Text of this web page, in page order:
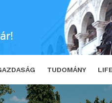
TUDOMÁNY
a WAVES-en